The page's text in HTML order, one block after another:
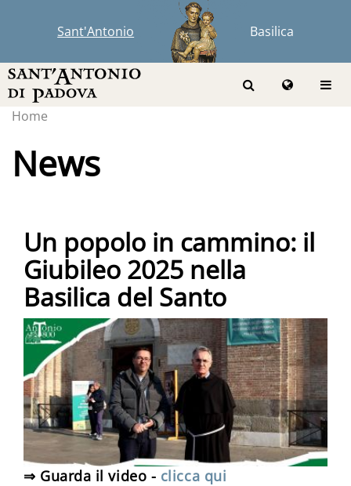
Sant'Antonio Basilica
Home
News
Un popolo in cammino: il
Giubileo 2025 nella
Basilica del Santo
⇒ Guarda il video - clicca qui